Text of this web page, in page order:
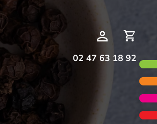
Mon
devis
02 47 63 18 92